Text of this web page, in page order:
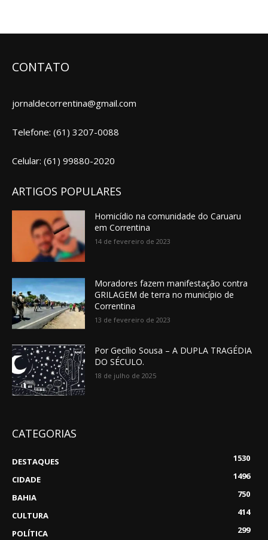
CONTATO
jornaldecorrentina@gmail.com
Telefone: (61) 3207-0088
Celular: (61) 99880-2020
ARTIGOS POPULARES
Homicídio na comunidade do Caruaru
em Correntina
14 de fevereiro de 2023
Moradores fazem manifestação contra
GRILAGEM de terra no município de
Correntina
13 de fevereiro de 2023
Por Gecílio Sousa – A DUPLA TRAGÉDIA
DO SÉCULO.
18 de julho de 2025
CATEGORIAS
DESTAQUES
1530
CIDADE
1496
BAHIA
750
CULTURA
414
POLÍTICA
299